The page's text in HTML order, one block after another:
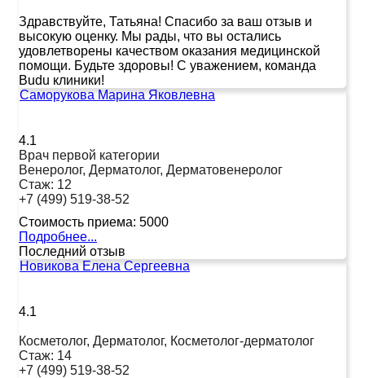
Здравствуйте, Татьяна! Спасибо за ваш отзыв и
высокую оценку. Мы рады, что вы остались
удовлетворены качеством оказания медицинской
помощи. Будьте здоровы! С уважением, команда
Budu клиники!
Саморукова Марина Яковлевна
4.1
Врач первой категории
Венеролог, Дерматолог, Дерматовенеролог
Стаж: 12
+7 (499) 519-38-52
Стоимость приема: 5000
Подробнее...
Последний отзыв
Новикова Елена Сергеевна
4.1
Косметолог, Дерматолог, Косметолог-дерматолог
Стаж: 14
+7 (499) 519-38-52